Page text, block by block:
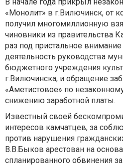
«Монолит» в г.Вилючинск, от
получил многомиллионную
чиновники из правительства
раз под пристальное внимание
деятельность руководства
бюджетного учреждения
г.Вилючинска, и обращение
«Аметистовое» по
снижению заработной платы.
Известный своей
интересов камчатцев, за
против нарушения
В.В.Быков арестован на
спланированного обвинения